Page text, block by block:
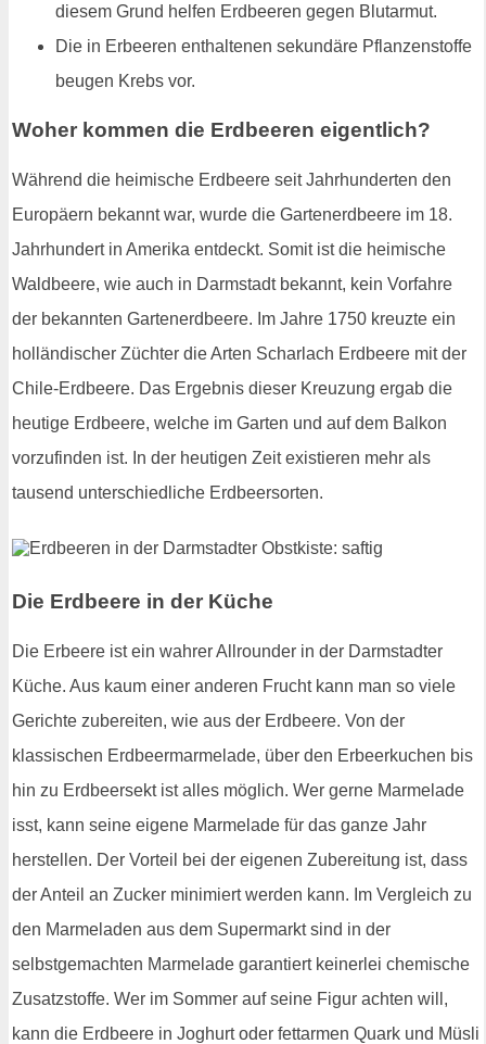
diesem Grund helfen Erdbeeren gegen Blutarmut.
Die in Erbeeren enthaltenen sekundäre Pflanzenstoffe
beugen Krebs vor.
Woher kommen die Erdbeeren eigentlich?
Während die heimische Erdbeere seit Jahrhunderten den
Europäern bekannt war, wurde die Gartenerdbeere im 18.
Jahrhundert in Amerika entdeckt. Somit ist die heimische
Waldbeere, wie auch in Darmstadt bekannt, kein Vorfahre
der bekannten Gartenerdbeere. Im Jahre 1750 kreuzte ein
holländischer Züchter die Arten Scharlach Erdbeere mit der
Chile-Erdbeere. Das Ergebnis dieser Kreuzung ergab die
heutige Erdbeere, welche im Garten und auf dem Balkon
vorzufinden ist. In der heutigen Zeit existieren mehr als
tausend unterschiedliche Erdbeersorten.
Die Erdbeere in der Küche
Die Erbeere ist ein wahrer Allrounder in der Darmstadter
Küche. Aus kaum einer anderen Frucht kann man so viele
Gerichte zubereiten, wie aus der Erdbeere. Von der
klassischen Erdbeermarmelade, über den Erbeerkuchen bis
hin zu Erdbeersekt ist alles möglich. Wer gerne Marmelade
isst, kann seine eigene Marmelade für das ganze Jahr
herstellen. Der Vorteil bei der eigenen Zubereitung ist, dass
der Anteil an Zucker minimiert werden kann. Im Vergleich zu
den Marmeladen aus dem Supermarkt sind in der
selbstgemachten Marmelade garantiert keinerlei chemische
Zusatzstoffe. Wer im Sommer auf seine Figur achten will,
kann die Erdbeere in Joghurt oder fettarmen Quark und Müsli